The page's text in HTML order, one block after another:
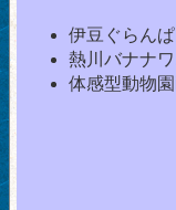
伊豆ぐらん
熱川バナナワ
体感型動物